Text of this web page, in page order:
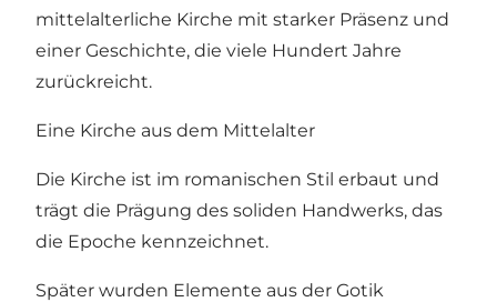
mittelalterliche Kirche mit starker Präsenz und
einer Geschichte, die viele Hundert Jahre
zurückreicht.
Eine Kirche aus dem Mittelalter
Die Kirche ist im romanischen Stil erbaut und
trägt die Prägung des soliden Handwerks, das
die Epoche kennzeichnet.
Später wurden Elemente aus der Gotik